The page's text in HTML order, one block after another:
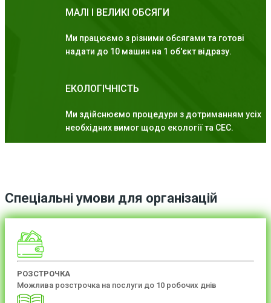
МАЛІ І ВЕЛИКІ ОБСЯГИ
Ми працюємо з різними обсягами та готові
надати до 10 машин на 1 об'єкт відразу.
ЕКОЛОГІЧНІСТЬ
Ми здійснюємо процедури з дотриманням усіх
необхідних вимог щодо екології та СЕС.
Спеціальні умови для організацій
РОЗСТРОЧКА
Можлива розстрочка на послуги до 10 робочих днів